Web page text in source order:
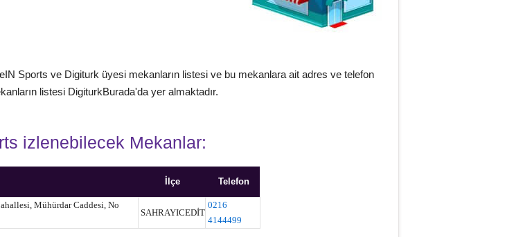
Sports ve Digiturk üyesi mekanların listesi ve bu mekanlara ait adres ve telefon
listesi DigiturkBurada'da yer almaktadır.
izlenebilecek Mekanlar:
İlçe Telefon
Mühürdar Caddesi, No
SAHRAYICEDİT
0216
4144499